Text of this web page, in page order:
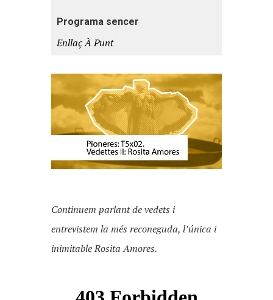
Programa sencer
Enllaç À Punt
Continuem parlant de vedets i
entrevistem la més reconeguda, l’única i
inimitable Rosita Amores.